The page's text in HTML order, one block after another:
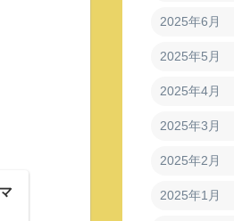
2025年6月
2025年5月
2025年4月
2025年3月
2025年2月
2025年1月